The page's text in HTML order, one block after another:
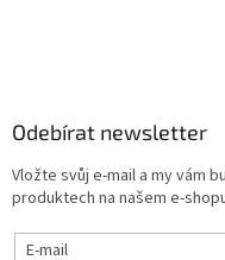
Odebírat newsletter
Vložte svůj e-mail a my vám
produktech na našem e-
E-mail